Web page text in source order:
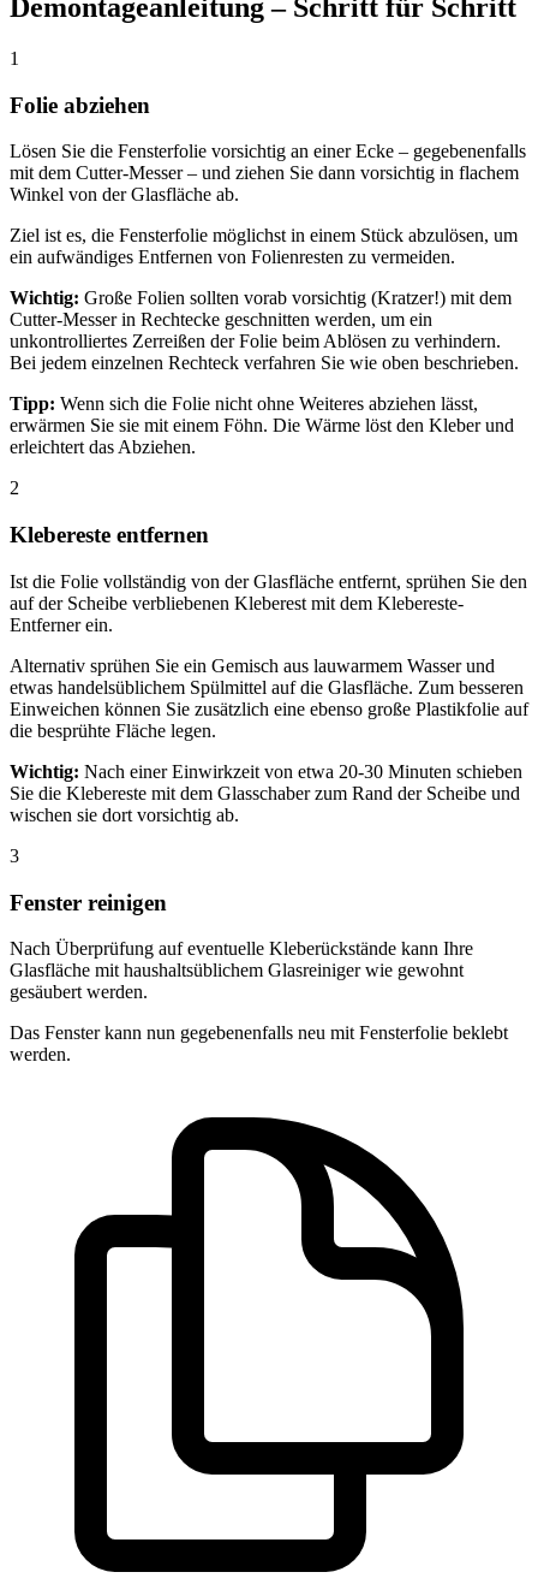
Demontageanleitung – Schritt für Schritt
1
Folie abziehen
Lösen Sie die Fensterfolie vorsichtig an einer Ecke – gegebenenfalls
mit dem Cutter-Messer – und ziehen Sie dann vorsichtig in flachem
Winkel von der Glasfläche ab.
Ziel ist es, die Fensterfolie möglichst in einem Stück abzulösen, um
ein aufwändiges Entfernen von Folienresten zu vermeiden.
Wichtig: Große Folien sollten vorab vorsichtig (Kratzer!) mit dem
Cutter-Messer in Rechtecke geschnitten werden, um ein
unkontrolliertes Zerreißen der Folie beim Ablösen zu verhindern.
Bei jedem einzelnen Rechteck verfahren Sie wie oben beschrieben.
Tipp: Wenn sich die Folie nicht ohne Weiteres abziehen lässt,
erwärmen Sie sie mit einem Föhn. Die Wärme löst den Kleber und
erleichtert das Abziehen.
2
Klebereste entfernen
Ist die Folie vollständig von der Glasfläche entfernt, sprühen Sie den
auf der Scheibe verbliebenen Kleberest mit dem Klebereste-
Entferner ein.
Alternativ sprühen Sie ein Gemisch aus lauwarmem Wasser und
etwas handelsüblichem Spülmittel auf die Glasfläche. Zum besseren
Einweichen können Sie zusätzlich eine ebenso große Plastikfolie auf
die besprühte Fläche legen.
Wichtig: Nach einer Einwirkzeit von etwa 20-30 Minuten schieben
Sie die Klebereste mit dem Glasschaber zum Rand der Scheibe und
wischen sie dort vorsichtig ab.
3
Fenster reinigen
Nach Überprüfung auf eventuelle Kleberückstände kann Ihre
Glasfläche mit haushaltsüblichem Glasreiniger wie gewohnt
gesäubert werden.
Das Fenster kann nun gegebenenfalls neu mit Fensterfolie beklebt
werden.